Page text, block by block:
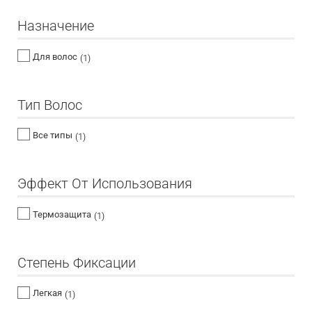
Назначение
Для волос (1)
Тип Волос
Все типы (1)
Эффект От Использования
Термозащита (1)
Степень Фиксации
Легкая (1)